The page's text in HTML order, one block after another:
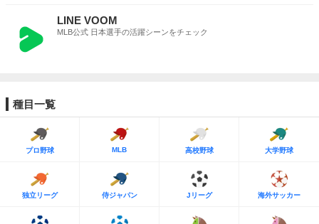
LINE VOOM
MLB公式 日本選手の活躍シーンをチェック
種目一覧
プロ野球 MLB 高校野球 大学野球
独立リーグ 侍ジャパン Jリーグ 海外サッカー